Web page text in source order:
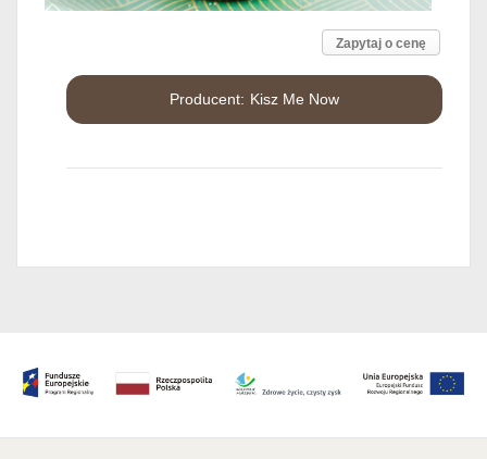
Zapytaj o cenę
Kisz Me Now